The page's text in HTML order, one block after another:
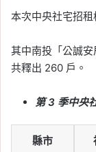
本次中央社宅招租
其中南投「公誠
共釋出 260 戶。
第 3 季中央
縣市